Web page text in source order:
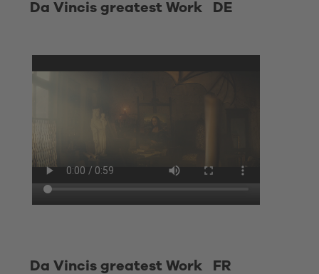
Da Vincis greatest Work DE
Da Vincis greatest Work FR